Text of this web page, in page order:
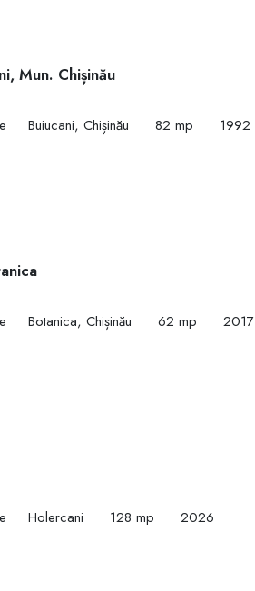
Mun. Chișinău
Buiucani, Chișinău 82 mp 1992
Botanica, Chișinău 62 mp 2017
Holercani 128 mp 2026